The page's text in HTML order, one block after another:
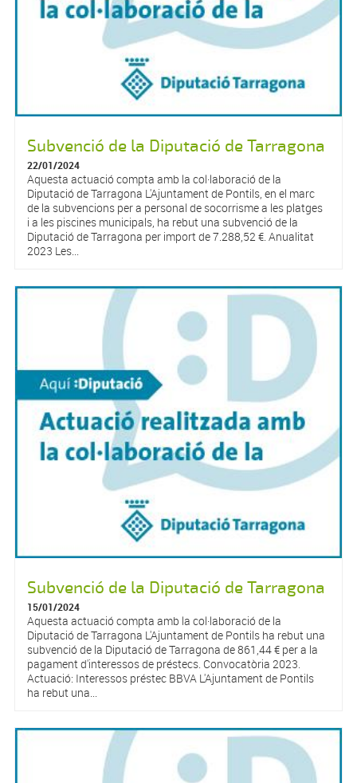
Subvenció de la Diputació de Tarragona
22/01/2024
Aquesta actuació compta amb la col·laboració de la
Diputació de Tarragona L'Ajuntament de Pontils, en el marc
de la subvencions per a personal de socorrisme a les platges
i a les piscines municipals, ha rebut una subvenció de la
Diputació de Tarragona per import de 7.288,52 €. Anualitat
2023 Les...
Subvenció de la Diputació de Tarragona
15/01/2024
Aquesta actuació compta amb la col·laboració de la
Diputació de Tarragona L'Ajuntament de Pontils ha rebut una
subvenció de la Diputació de Tarragona de 861,44 € per a la
pagament d'interessos de préstecs. Convocatòria 2023.
Actuació: Interessos préstec BBVA L'Ajuntament de Pontils
ha rebut una...